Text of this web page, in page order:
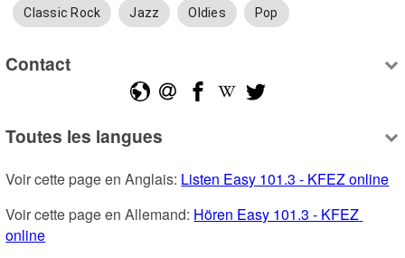
Classic Rock Jazz Oldies Pop
Contact
Toutes les langues
Voir cette page en Anglais: Listen Easy 101.3 - KFEZ online
Voir cette page en Allemand: Hören Easy 101.3 - KFEZ
online